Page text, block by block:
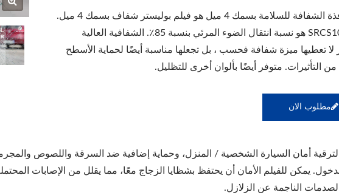
فيلم النافذة الشفافة للسلامة بسمك 4 ميل هو فيلم بوليستر شفاف بسمك 4 ميل.
SRCS100-4MIL هو نسبة انتقال الضوء المرئي بنسبة 85٪. الشفافية العالية
لا تعطيها ميزة شفافة فحسب ، بل تجعلها مناسبة أيضًا لحماية الأسطح
من التأثيرات. متوفر أيضًا بألوان أخرى للتظليل.
مطلوب الان
لترقية أمان السيارة الشخصية / المنزل، وحماية إضافية ضد السرقة واللصوص
يمكن للفيلم الأمان أن يحتفظ بشظايا الزجاج معًا، مما يقلل من الإصابات
الصدمات الناجمة عن الزلازل.